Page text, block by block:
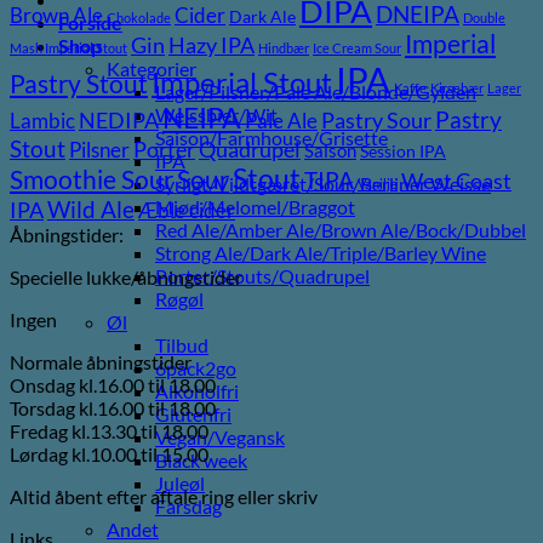
Forside
Shop
Kategorier
Lager/Pilsner/Pale Ale/Blonde/Gylden
Weissbier/Wit
Saison/Farmhouse/Grisette
IPA
Syrligt/Vildtgæret/Sour/Berliner Weisse
Mjød/Melomel/Braggot
Red Ale/Amber Ale/Brown Ale/Bock/Dubbel
Strong Ale/Dark Ale/Triple/Barley Wine
Porter/Stouts/Quadrupel
Røgøl
Øl
Tilbud
6pack2go
Alkoholfri
Glutenfri
Vegan/Vegansk
Black week
Juleøl
Farsdag
Andet
Brown Ale Chokolade Cider Dark Ale DIPA DNEIPA Double
Mash Imperial Stout Gin Hazy IPA Hindbær Ice Cream Sour Imperial
Pastry StoutImperial StoutIPA Kaffe Kirsebær Lager
Lambic NEDIPANEIPAPale Ale Pastry Sour Pastry
Stout Pilsner PorterQuadrupelSaisonSession IPA
Smoothie SourSourStoutTIPA Vanilje West Coast
IPAWild Ale Æble cider
Åbningstider:
Specielle lukke/åbningstider
Ingen
Normale åbningstider
Onsdag kl.16.00 til 18.00
Torsdag kl.16.00 til 18.00
Fredag kl.13.30 til 18.00
Lørdag kl.10.00 til 15.00
Altid åbent efter aftale ring eller skriv